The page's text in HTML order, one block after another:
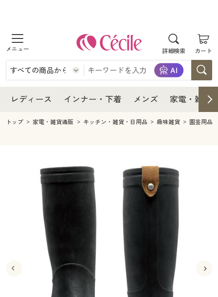
詳細検索 カート
商品を探す
レディース
レディースファッション
インナー・下着
インナー・下着通販すべて
メンズ下着
ジュニア・ティーンズ下着
メンズ
メンズファッション
メンズ下着
家電・雑貨すべて
キッチン・雑貨・日用品
寝具・インテリア・家具
寝具・インテリア・家具通販すべて
家具・収納
寝具・ベッド
カーテン・ラグ・ファブリック
美容・健康
美容・健康通販すべて
美容・健康・サプリメント
制服・スクール
制服・スクールすべて
制服・学生服
大きいサイズ
大きいサイズ通販すべて
レディース インナー・下着 メンズ 家電・雑貨
レディース
レディース通販すべて
レディースファッション
インナー・下着
インナー・下着通販すべて
ジュニア・ティーンズ下着
メンズ
メンズ下着
キッチン・雑貨・日用品
寝具・インテリア・家具通販すべて
家具・収納
寝具・ベッド
カーテン・ラグ・ファブリック
美容・健康
美容・健康通販すべて
美容・健康・サプリメント
制服・スクール
制服・スクールすべて
制服・学生服
ジュニア・ティーンズ下着
大きいサイズ
大きいサイズ通販すべて
大きいサイズ レディース服
バーゲンセール
トップ 家電・雑貨通販 キッチン・雑貨・日用品 趣味雑貨 園芸用品